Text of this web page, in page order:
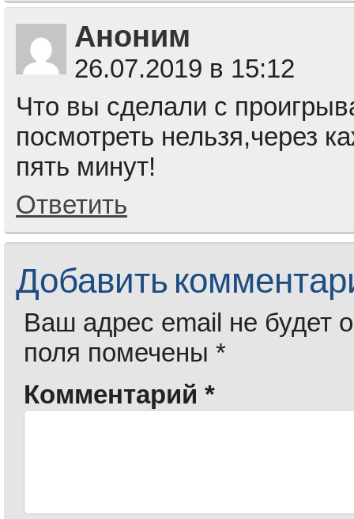
Аноним
26.07.2019 в 15:12
Что вы сделали с
посмотреть нельзя,через
пять минут!
Ответить
Добавить
Ваш адрес email не будет
поля помечены *
Комментарий *